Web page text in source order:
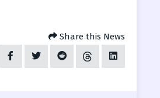
Share this News